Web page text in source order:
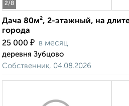
2/8
Дача 80м², 2-этажный, на
города
25 000 ₽ в месяц
деревня Зубцово
Собственник, 04.08.2026